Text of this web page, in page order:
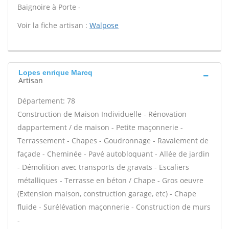
Baignoire à Porte -
Voir la fiche artisan : Walpose
Lopes enrique Marcq
Artisan
Département: 78
Construction de Maison Individuelle - Rénovation
dappartement / de maison - Petite maçonnerie -
Terrassement - Chapes - Goudronnage - Ravalement de
façade - Cheminée - Pavé autobloquant - Allée de jardin
- Démolition avec transports de gravats - Escaliers
métalliques - Terrasse en béton / Chape - Gros oeuvre
(Extension maison, construction garage, etc) - Chape
fluide - Surélévation maçonnerie - Construction de murs
-